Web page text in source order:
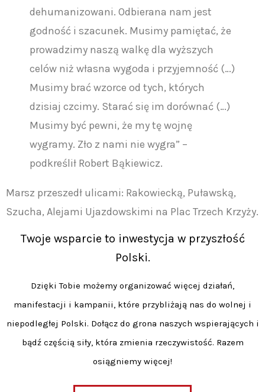
dehumanizowani. Odbierana nam jest
godność i szacunek. Musimy pamiętać, że
prowadzimy naszą walkę dla wyższych
celów niż własna wygoda i przyjemność (…)
Musimy brać wzorce od tych, których
dzisiaj czcimy. Starać się im dorównać (…)
Musimy być pewni, że my tę wojnę
wygramy. Zło z nami nie wygra” –
podkreślił Robert Bąkiewicz.
Marsz przeszedł ulicami: Rakowiecką, Puławską,
Szucha, Alejami Ujazdowskimi na Plac Trzech Krzyży.
Twoje wsparcie to inwestycja w przyszłość
Polski.
Dzięki Tobie możemy organizować więcej działań,
manifestacji i kampanii, które przybliżają nas do wolnej i
niepodległej Polski. Dołącz do grona naszych wspierających i
bądź częścią siły, która zmienia rzeczywistość. Razem
osiągniemy więcej!